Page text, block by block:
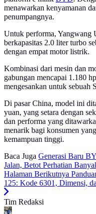
menawarkan kenyamanan
penumpangnya.
Untuk performa, Yangwang
berkapasitas 2.0 liter turbo
dengan empat motor listrik.
Kombinasi dari mesin dan
gabungan mencapai 1.180
mengesankan untuk sebuah
Di pasar China, model ini
yuan, yang setara dengan
dan performa yang
menarik bagi konsumen
kemampuan tinggi.
Baca Juga Generasi Baru
Jalan, Betot Perhatian
Halaman Berikutnya
125: Kode 6301, Dimensi,
Tim Redaksi